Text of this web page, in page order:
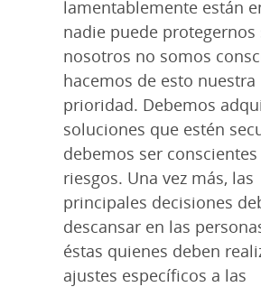
lamentablemente están
nadie puede protegernos
nosotros no somos
hacemos de esto nuestra
prioridad. Debemos
soluciones que estén
debemos ser
riesgos. Una vez más, las
principales decisiones
descansar en las
éstas quienes deben
ajustes específicos a las